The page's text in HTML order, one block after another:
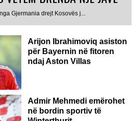
Gjermania drejt Kosovës j...
Arijon Ibrahimoviq asiston
për Bayernin në fitoren
ndaj Aston Villas
Admir Mehmedi emërohet
në bordin sportiv të